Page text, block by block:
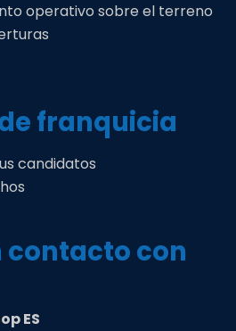
operativo sobre el terreno
franquicia
candidatos
contacto con
ES